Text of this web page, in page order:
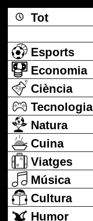
Tot
Esports
Economia
Ciència
Tecnologia
Natura
Cuina
Viatges
Música
Cultura
Humor